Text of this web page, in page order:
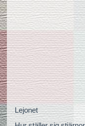
Lejonet